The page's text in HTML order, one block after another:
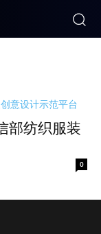
部纺织服装
0